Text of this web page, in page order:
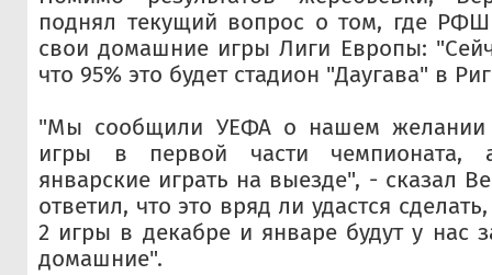
поднял текущий вопрос о том, где
свои домашние игры Лиги Европы:
что 95% это будет стадион "Даугава" в
"Мы сообщили УЕФА о нашем желании
игры в первой части чемпионата,
январские играть на выезде", - сказал
ответил, что это вряд ли удастся
2 игры в декабре и январе будут у нас
домашние".